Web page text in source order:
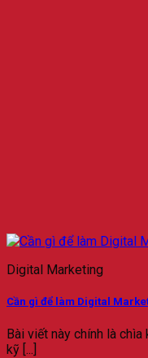
Digital Marketing
Cần gì để làm Digital
Bài viết này chính là
kỹ [...]